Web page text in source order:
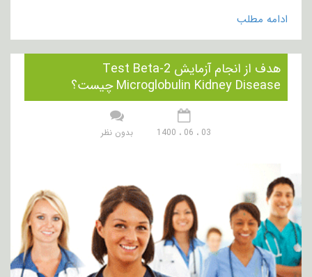
ادامه مطلب
هدف از انجام آزمایش Test Beta-2
Microglobulin Kidney Disease چیست؟
03 ، 06 ، 1400 بدون نظر